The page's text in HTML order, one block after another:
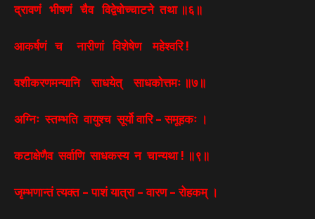
द्रावणं भीषणं चैव विद्वेषोच्चाटने तथा ॥६॥
आकर्षणं च नारीणां विशेषेण महेश्वरि !
वशीकरणमन्यानि साधयेत् साधकोत्तमः ॥७॥
अग्निः स्तम्भति वायुश्च सूर्यो वारि – समूहकः ।
कटाक्षेणैव सर्वाणि साधकस्य न चान्यथा ! ॥९॥
जृम्भणान्तं त्यक्त – पाशं यात्रा – वारण – रोहकम् ।